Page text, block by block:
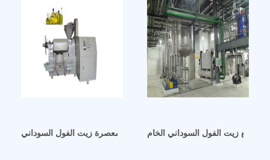
كوت امامة كيفية انشاء معصرة زيت الفول السوداني
زيت الفول السوداني الخام